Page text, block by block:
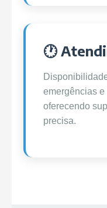
🕐
emergências
oferecendo
precisa.